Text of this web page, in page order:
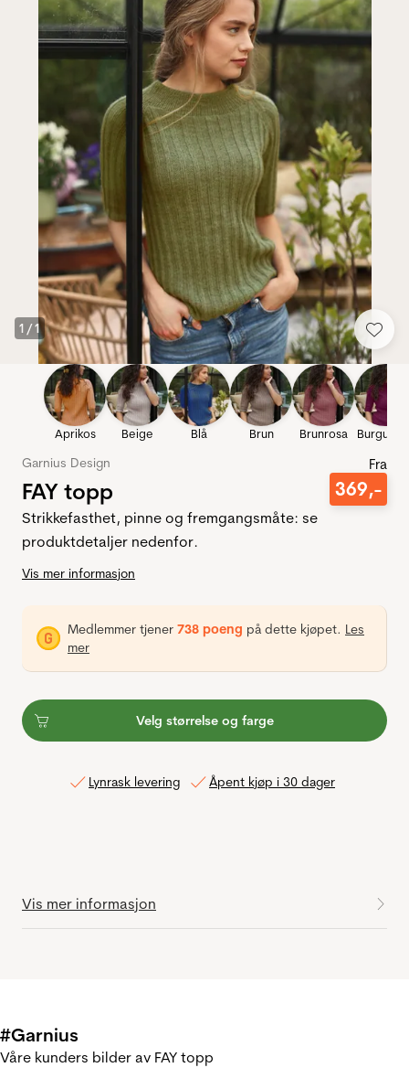
1 /1
Aprikos Beige Blå Brun Brunrosa
Garnius Design
FAY topp
Fra
369,-
Strikkefasthet, pinne og fremgangsmåte: se
produktdetaljer nedenfor.
Vis mer informasjon
Medlemmer tjener 738 poeng på dette kjøpet. Les
mer
Velg størrelse og farge
Lynrask levering Åpent kjøp i 30 dager
Vis mer informasjon
#Garnius
Våre kunders bilder av FAY topp